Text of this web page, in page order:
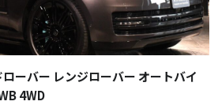
バー レンジローバー オートバイ
4WD